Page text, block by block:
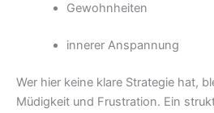
Gewohnheiten
innerer Anspannung
Wer hier keine klare Strategie hat,
Müdigkeit und Frustration. Ein